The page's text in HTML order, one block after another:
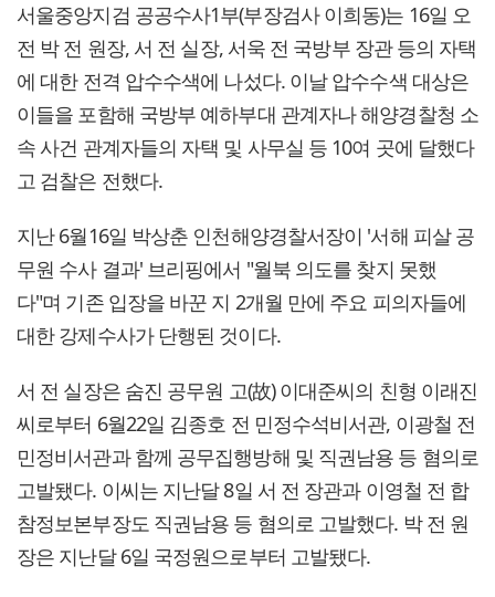
서울중앙지검 공공수사1부(부장검사 이희동)는 16일 오
전 박 전 원장, 서 전 실장, 서욱 전 국방부 장관 등의 자택
에 대한 전격 압수수색에 나섰다. 이날 압수수색 대상은
이들을 포함해 국방부 예하부대 관계자나 해양경찰청 소
속 사건 관계자들의 자택 및 사무실 등 10여 곳에 달했다
고 검찰은 전했다.
지난 6월16일 박상춘 인천해양경찰서장이 '서해 피살 공
무원 수사 결과' 브리핑에서 "월북 의도를 찾지 못했
다"며 기존 입장을 바꾼 지 2개월 만에 주요 피의자들에
대한 강제수사가 단행된 것이다.
서 전 실장은 숨진 공무원 고(故) 이대준씨의 친형 이래진
씨로부터 6월22일 김종호 전 민정수석비서관, 이광철 전
민정비서관과 함께 공무집행방해 및 직권남용 등 혐의로
고발됐다. 이씨는 지난달 8일 서 전 장관과 이영철 전 합
참정보본부장도 직권남용 등 혐의로 고발했다. 박 전 원
장은 지난달 6일 국정원으로부터 고발됐다.